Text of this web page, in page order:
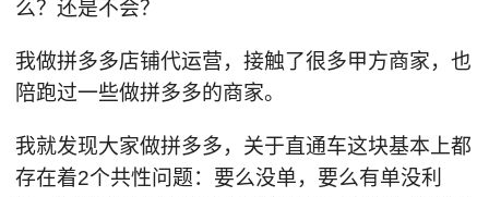
么？还是不会？
我做拼多多店铺代运营，接触了很多甲方商家，也
陪跑过一些做拼多多的商家。
我就发现大家做拼多多，关于直通车这块基本上都
存在着2个共性问题：要么没单，要么有单没利